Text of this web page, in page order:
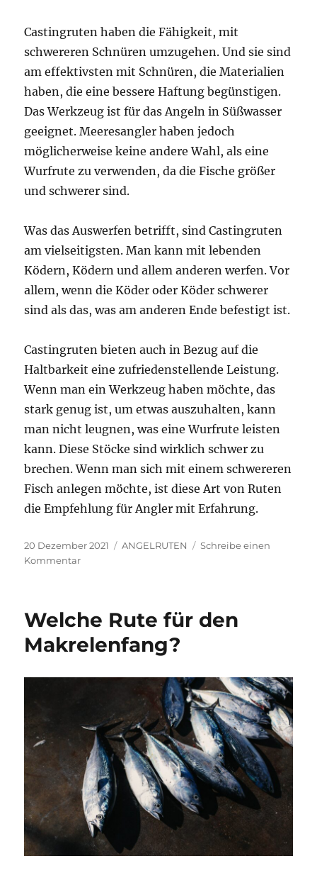
Castingruten haben die Fähigkeit, mit
schwereren Schnüren umzugehen. Und sie sind
am effektivsten mit Schnüren, die Materialien
haben, die eine bessere Haftung begünstigen.
Das Werkzeug ist für das Angeln in Süßwasser
geeignet. Meeresangler haben jedoch
möglicherweise keine andere Wahl, als eine
Wurfrute zu verwenden, da die Fische größer
und schwerer sind.
Was das Auswerfen betrifft, sind Castingruten
am vielseitigsten. Man kann mit lebenden
Ködern, Ködern und allem anderen werfen. Vor
allem, wenn die Köder oder Köder schwerer
sind als das, was am anderen Ende befestigt ist.
Castingruten bieten auch in Bezug auf die
Haltbarkeit eine zufriedenstellende Leistung.
Wenn man ein Werkzeug haben möchte, das
stark genug ist, um etwas auszuhalten, kann
man nicht leugnen, was eine Wurfrute leisten
kann. Diese Stöcke sind wirklich schwer zu
brechen. Wenn man sich mit einem schwereren
Fisch anlegen möchte, ist diese Art von Ruten
die Empfehlung für Angler mit Erfahrung.
Veröffentlicht
am
20 Dezember 2021 Kategorien
ANGELRUTEN
Schreibe einen
Kommentarzu
eine
Rolle
Welche Rute für den
Makrelenfang?